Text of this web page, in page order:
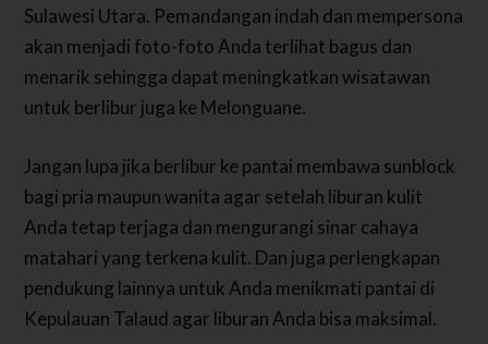
Sulawesi Utara. Pemandangan indah dan mempersona
akan menjadi foto-foto Anda terlihat bagus dan
menarik sehingga dapat meningkatkan wisatawan
untuk berlibur juga ke Melonguane.
Jangan lupa jika berlibur ke pantai membawa sunblock
bagi pria maupun wanita agar setelah liburan kulit
Anda tetap terjaga dan mengurangi sinar cahaya
matahari yang terkena kulit. Dan juga perlengkapan
pendukung lainnya untuk Anda menikmati pantai di
Kepulauan Talaud agar liburan Anda bisa maksimal.